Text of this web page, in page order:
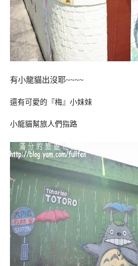
有小龍貓出沒耶~~~~
還有可愛的『梅』小妹妹
小龍貓幫旅人們指路